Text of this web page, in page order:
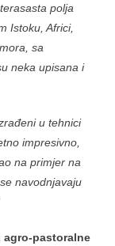
polja
Istoku, Africi,
sa
neka upisana i
u tehnici
impresivno,
na primjer na
navodnjavaju
agro-pastoralne